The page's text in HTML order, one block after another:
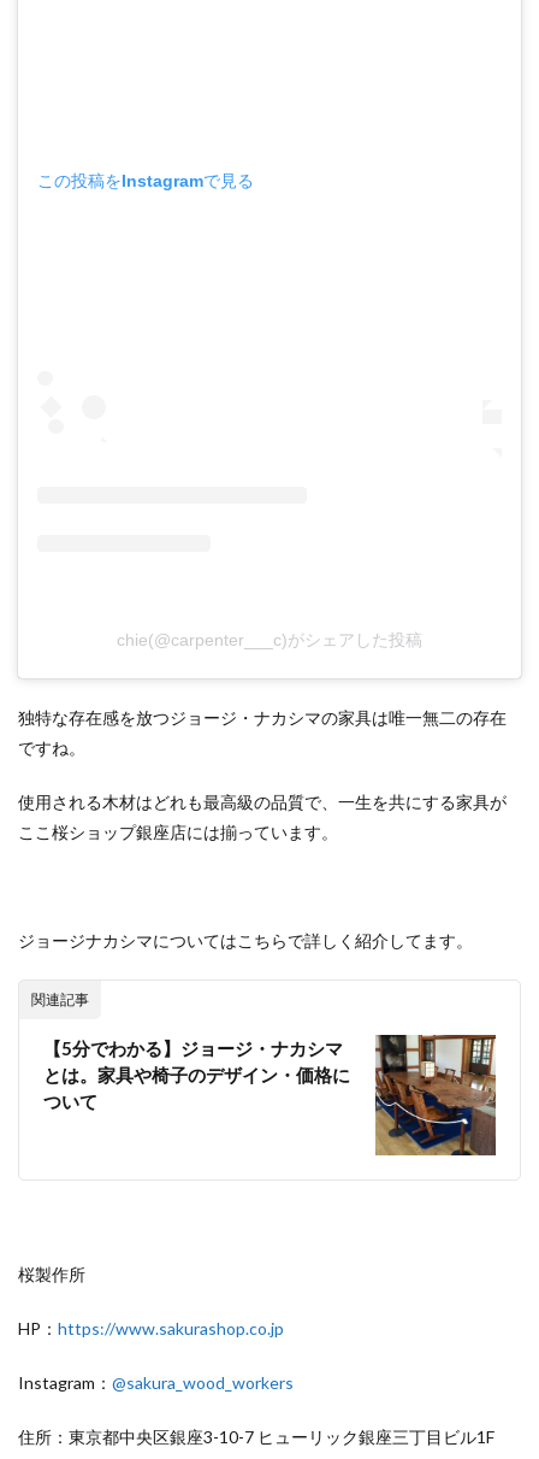
この投稿をInstagramで見る
chie(@carpenter___c)がシェアした投稿
独特な存在感を放つジョージ・ナカシマの家具は唯一無二の存在
ですね。
使用される木材はどれも最高級の品質で、一生を共にする家具が
ここ桜ショップ銀座店には揃っています。
ジョージナカシマについてはこちらで詳しく紹介してます。
関連記事
【5分でわかる】ジョージ・ナカシマ
とは。家具や椅子のデザイン・価格に
ついて
桜製作所
HP： https://www.sakurashop.co.jp
Instagram： @sakura_wood_workers
住所：東京都中央区銀座3-10-7 ヒューリック銀座三丁目ビル1F